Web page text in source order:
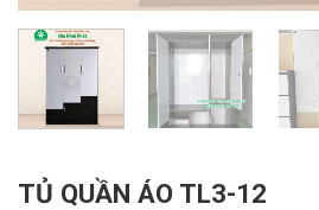
TỦ QUẦN ÁO TL3-12